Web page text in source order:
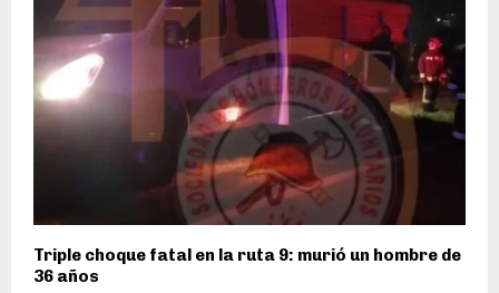
Triple choque fatal en la ruta 9: murió un hombre de
36 años